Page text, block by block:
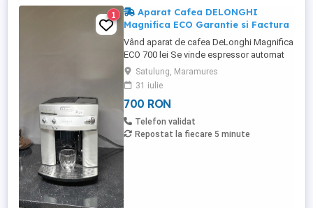
1
Aparat Cafea DELONGHI
Magnifica ECO Garantie si Factura
Vând aparat de cafea DeLonghi Magnifica
ECO 700 lei Se vinde espressor automat
DeLonghi Magnifica ECO, în stare foarte
bună de funcționare. Prepară espresso,
cafea și cappuccino cu cafea boabe sau
măcinată, fiind ideal atât pentru acasă, cât
și pentru birou. - Preț: 700 lei -Se oferă
factură și ...
Satulung, Maramures
31 iulie
700 RON
Telefon validat
Repostat la fiecare 5 minute